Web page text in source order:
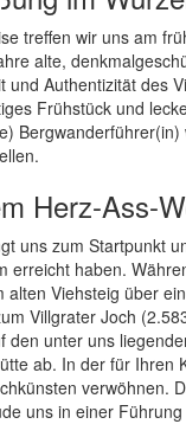
treffen wir uns am
alte,
und Authentizität des
Frühstück und
Herz-Ass-
uns zum Startpunkt
erreicht haben.
alten Viehsteig über
Villgrater Joch
den unter uns
ab. In der für
verwöhnen.
uns in einer